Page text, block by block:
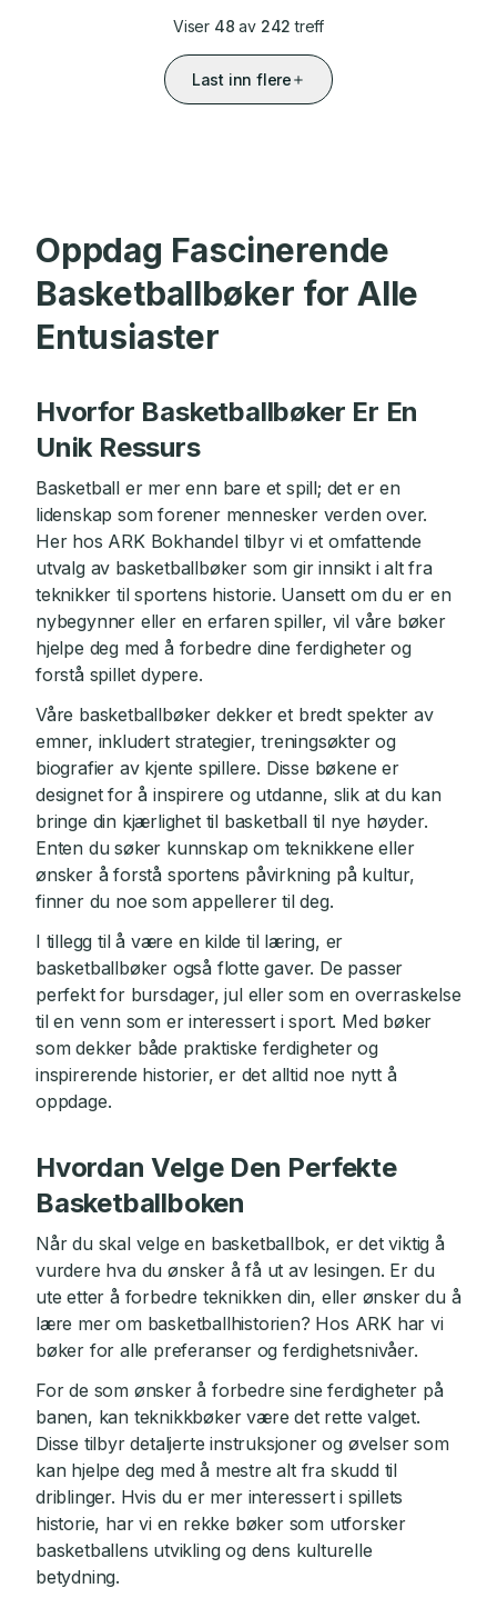
Viser 48 av 242 treff
Last inn flere
Oppdag Fascinerende
Basketballbøker for Alle
Entusiaster
Hvorfor Basketballbøker Er En
Unik Ressurs
Basketball er mer enn bare et spill; det er en
lidenskap som forener mennesker verden over.
Her hos ARK Bokhandel tilbyr vi et omfattende
utvalg av basketballbøker som gir innsikt i alt fra
teknikker til sportens historie. Uansett om du er en
nybegynner eller en erfaren spiller, vil våre bøker
hjelpe deg med å forbedre dine ferdigheter og
forstå spillet dypere.
Våre basketballbøker dekker et bredt spekter av
emner, inkludert strategier, treningsøkter og
biografier av kjente spillere. Disse bøkene er
designet for å inspirere og utdanne, slik at du kan
bringe din kjærlighet til basketball til nye høyder.
Enten du søker kunnskap om teknikkene eller
ønsker å forstå sportens påvirkning på kultur,
finner du noe som appellerer til deg.
I tillegg til å være en kilde til læring, er
basketballbøker også flotte gaver. De passer
perfekt for bursdager, jul eller som en overraskelse
til en venn som er interessert i sport. Med bøker
som dekker både praktiske ferdigheter og
inspirerende historier, er det alltid noe nytt å
oppdage.
Hvordan Velge Den Perfekte
Basketballboken
Når du skal velge en basketballbok, er det viktig å
vurdere hva du ønsker å få ut av lesingen. Er du
ute etter å forbedre teknikken din, eller ønsker du å
lære mer om basketballhistorien? Hos ARK har vi
bøker for alle preferanser og ferdighetsnivåer.
For de som ønsker å forbedre sine ferdigheter på
banen, kan teknikkbøker være det rette valget.
Disse tilbyr detaljerte instruksjoner og øvelser som
kan hjelpe deg med å mestre alt fra skudd til
driblinger. Hvis du er mer interessert i spillets
historie, har vi en rekke bøker som utforsker
basketballens utvikling og dens kulturelle
betydning.